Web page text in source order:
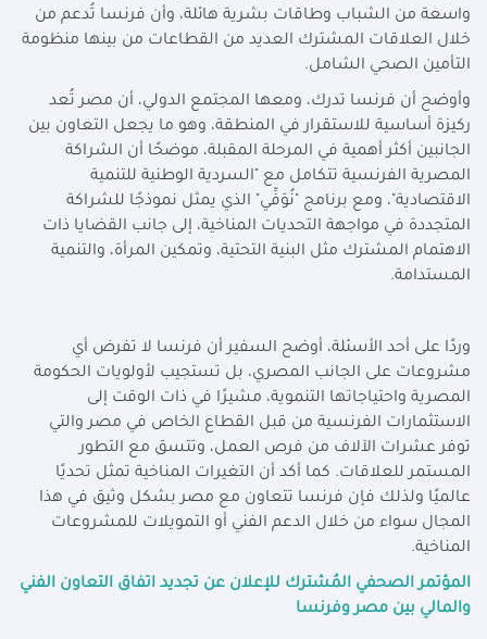
واسعة من الشباب وطاقات بشرية هائلة، وأن فرنسا تُدعم من
خلال العلاقات المشترك العديد من القطاعات من بينها منظومة
التأمين الصحي الشامل.
وأوضح أن فرنسا تدرك، ومعها المجتمع الدولي، أن مصر تُعد
ركيزة أساسية للاستقرار في المنطقة، وهو ما يجعل التعاون بين
الجانبين أكثر أهمية في المرحلة المقبلة، موضحًا أن الشراكة
المصرية الفرنسية تتكامل مع "السردية الوطنية للتنمية
الاقتصادية"، ومع برنامج "نُوَفِّي" الذي يمثل نموذجًا للشراكة
المتجددة في مواجهة التحديات المناخية، إلى جانب القضايا ذات
الاهتمام المشترك مثل البنية التحتية، وتمكين المرأة، والتنمية
المستدامة.
وردًا على أحد الأسئلة، أوضح السفير أن فرنسا لا تفرض أي
مشروعات على الجانب المصري، بل تستجيب لأولويات الحكومة
المصرية واحتياجاتها التنموية، مشيرًا في ذات الوقت إلى
الاستثمارات الفرنسية من قبل القطاع الخاص في مصر والتي
توفر عشرات الآلاف من فرص العمل، وتتسق مع التطور
المستمر للعلاقات. كما أكد أن التغيرات المناخية تمثل تحديًا
عالميًا ولذلك فإن فرنسا تتعاون مع مصر بشكل وثيق في هذا
المجال سواء من خلال الدعم الفني أو التمويلات للمشروعات
المناخية.
المؤتمر الصحفي المُشترك للإعلان عن تجديد اتفاق التعاون الفني
والمالي بين مصر وفرنسا